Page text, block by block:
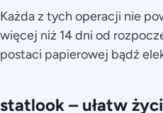
Każda z tych operacji nie
więcej niż 14 dni od
postaci papierowej bądź
statlook – ułatw